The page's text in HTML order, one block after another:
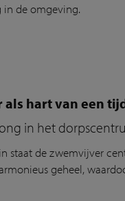
in de omgeving.
als hart van een
in het
staat de zwemvijver
geheel,